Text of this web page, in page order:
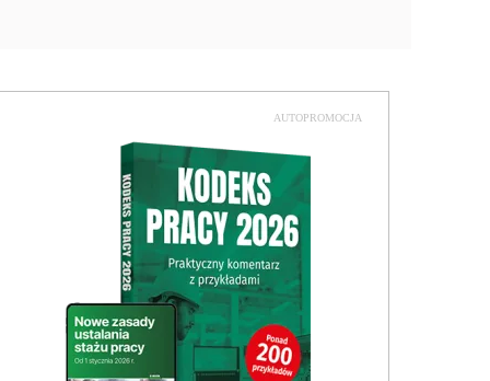
AUTOPROMOCJA